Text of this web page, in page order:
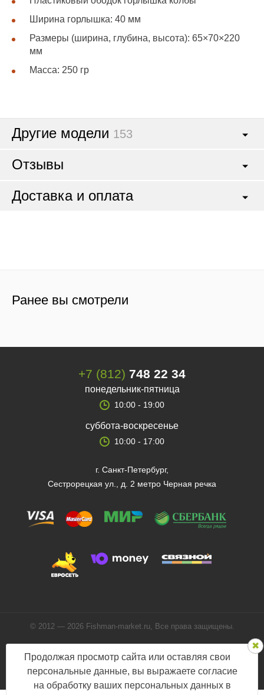
Ширина горлышка: 40 мм
Размеры (ширина, глубина, высота): 65×70×220
мм
Масса: 250 гр
Другие модели 153
Отзывы
Доставка и оплата
Ранее вы смотрели
+7 (812) 748 22 34
понедельник-пятница
10:00 - 19:00
суббота-воскресенье
10:00 - 17:00
г. Санкт-Петербург,
Сестрорецкая ул., д. 2 метро Черная речка
© 2012 — 2026 Fishman-market.ru, Все права защищены.
Мы в соцсетях:
Продолжая просмотр сайта или оставляя свои
персональные данные, вы выражаете согласие
на обработку ваших персональных данных в